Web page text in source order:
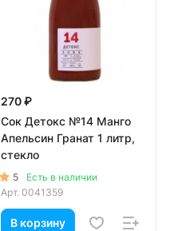
270 ₽
Сок Детокс №14 Манго
Апельсин Гранат 1 литр,
стекло
5
Есть в наличии
Арт. 0041359
В корзину